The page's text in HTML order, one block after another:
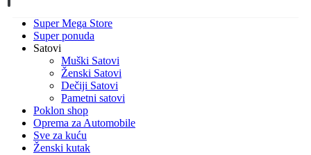
Super Mega Store
Super ponuda
Satovi
Muški Satovi
Ženski Satovi
Dečiji Satovi
Pametni satovi
Poklon shop
Oprema za Automobile
Sve za kuću
Ženski kutak